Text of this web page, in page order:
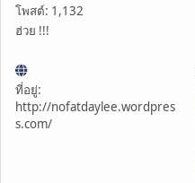
โพสต์: 1,132
ฮ่วย !!!
ที่อยู่:
http://nofatdaylee.wordpres
s.com/